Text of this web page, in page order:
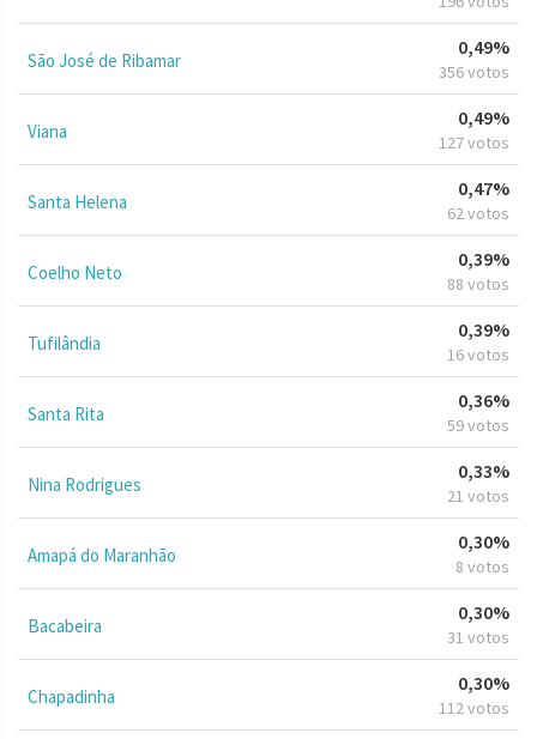
São José de Ribamar
0,49%
356 votos
Viana
0,49%
127 votos
Santa Helena
0,47%
62 votos
Coelho Neto
0,39%
88 votos
Tufilândia
0,39%
16 votos
Santa Rita
0,36%
59 votos
Nina Rodrigues
0,33%
21 votos
Amapá do Maranhão
0,30%
8 votos
Bacabeira
0,30%
31 votos
Chapadinha
0,30%
112 votos